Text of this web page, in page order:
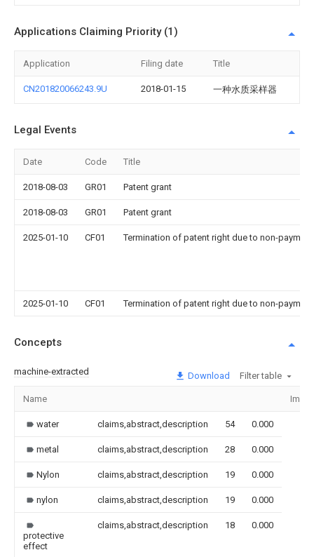
Applications Claiming Priority (1)
Application Filing date Title
CN201820066243.9U 2018-01-15 一种水质采样器
Legal Events
Date Code Title
2018-08-03 GR01 Patent grant
2018-08-03 GR01 Patent grant
2025-01-10 CF01 Termination of patent right due to non-
2025-01-10 CF01 Termination of patent right due to non-
Concepts
machine-extracted Download Filter table
Name
water claims,abstract,description 54 0.000
metal claims,abstract,description 28 0.000
Nylon claims,abstract,description 19 0.000
nylon claims,abstract,description 19 0.000
protective
effect
claims,abstract,description 18 0.000